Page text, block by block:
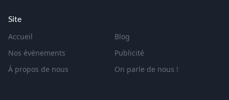
Site
Accueil
Blog
Nos événements
Publicité
À propos de nous
On parle de nous !